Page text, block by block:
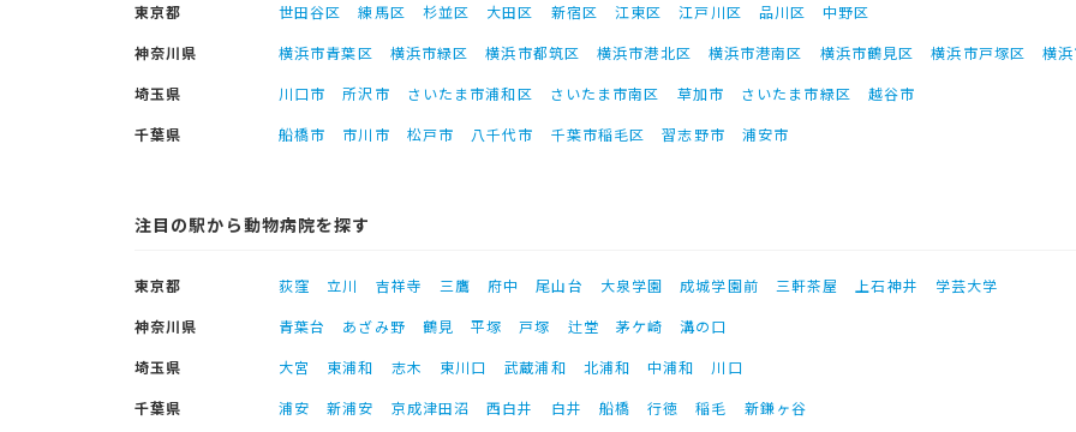
東京都 世田谷区 練馬区 杉並区 大田区 新宿区 江東区 江戸川区 品川区
中野区
神奈川県
横浜市青葉区 横浜市緑区 横浜市都筑区 横浜市港北区 横浜市港南区 横浜市鶴見区 横浜市戸塚区
横
埼玉県
川口市 所沢市 さいたま市浦和区 さいたま市南区 草加市 さいたま市緑区
越谷市
千葉県
船橋市 市川市 松戸市 八千代市 千葉市稲毛区 習志野市 浦安市
注目の駅から動物病院を探す
東京都 荻窪 立川 吉祥寺 三鷹 府中 尾山台 大泉学園 成城学園前 三軒茶屋 上石神井
学芸大学
神奈川県
青葉台 あざみ野 鶴見 平塚 戸塚 辻堂 茅ケ崎
溝の口
埼玉県
大宮 東浦和 志木 東川口 武蔵浦和 北浦和 中浦和
川口
千葉県
浦安 新浦安 京成津田沼 西白井 白井 船橋 行徳 稲毛 新鎌ヶ谷